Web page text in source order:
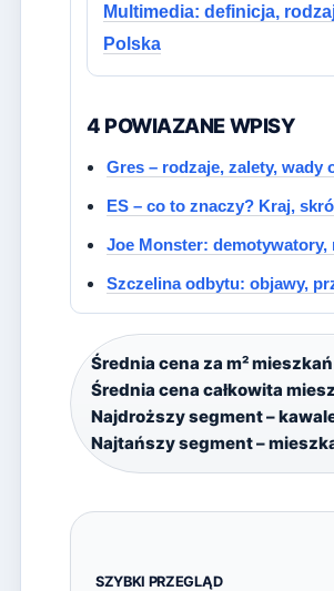
Multimedia: definicja,
Polska
4 POWIAZANE WPISY
Gres – rodzaje, zalety, wady
ES – co to znaczy? Kraj,
Joe Monster:
Szczelina odbytu: objawy,
Średnia cena za m²
Średnia cena całkowita
Najdroższy segment –
Najtańszy segment –
SZYBKI PRZEGLĄD